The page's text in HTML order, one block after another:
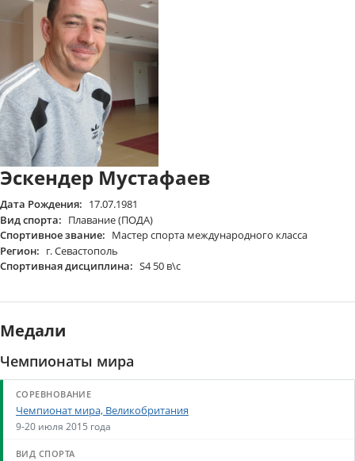
Эскендер Мустафаев
Дата Рождения: 17.07.1981
Вид спорта: Плавание (ПОДА)
Спортивное звание: Мастер спорта международного класса
Регион: г. Севастополь
Спортивная дисциплина: S4 50 в\с
Медали
Чемпионаты мира
Чемпионат мира, Великобритания
9-20 июля 2015 года